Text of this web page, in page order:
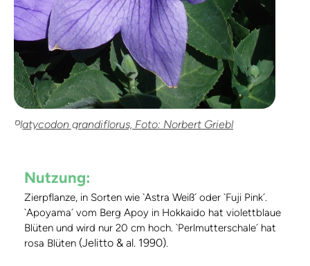
Platycodon grandiflorus, Foto: Norbert Griebl
Nutzung:
Zierpflanze, in Sorten wie `Astra Weiß´ oder `Fuji Pink´.
`Apoyama´ vom Berg Apoy in Hokkaido hat violettblaue
Blüten und wird nur 20 cm hoch. `Perlmutterschale´ hat
rosa Blüten (Jelitto & al. 1990).